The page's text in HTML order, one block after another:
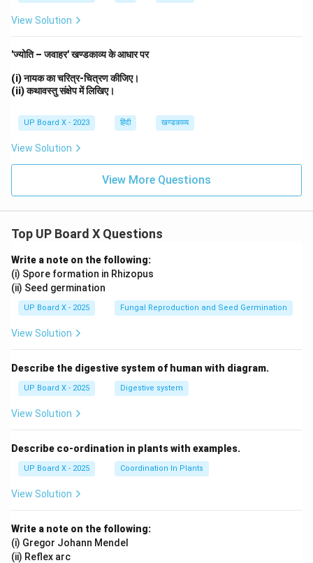
View Solution
'ज्योति – जवाहर' खण्डकाव्य के आधार पर
(i) नायक का चरित्र-चित्रण कीजिए।
(ii) कथावस्तु संक्षेप में लिखिए।
UP Board X - 2023 हिंदी खण्डकाव्य
View Solution
View More Questions
Top UP Board X Questions
Write a note on the following:
(i) Spore formation in Rhizopus
(ii) Seed germination
UP Board X - 2025 Fungal Reproduction and Seed Germination
View Solution
Describe the digestive system of human with diagram.
UP Board X - 2025 Digestive system
View Solution
Describe co-ordination in plants with examples.
UP Board X - 2025 Coordination In Plants
View Solution
Write a note on the following:
(i) Gregor Johann Mendel
(ii) Reflex arc